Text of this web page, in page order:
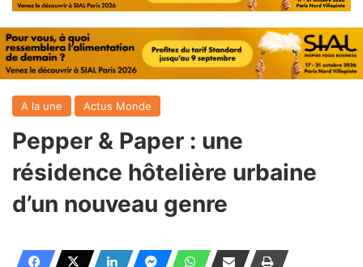
A la une Actus Monde
Pepper & Paper : une
résidence hôtelière urbaine
d’un nouveau genre